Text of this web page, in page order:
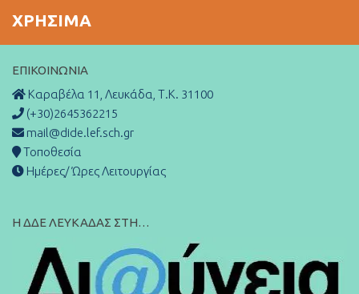
ΧΡΉΣΙΜΑ
ΕΠΙΚΟΙΝΩΝΊΑ
Καραβέλα 11, Λευκάδα, Τ.Κ. 31100
(+30)2645362215
mail@dide.lef.sch.gr
Τοποθεσία
Ημέρες/ Ώρες Λειτουργίας
Η ΔΔΕ ΛΕΥΚΑΔΑΣ ΣΤΗ…